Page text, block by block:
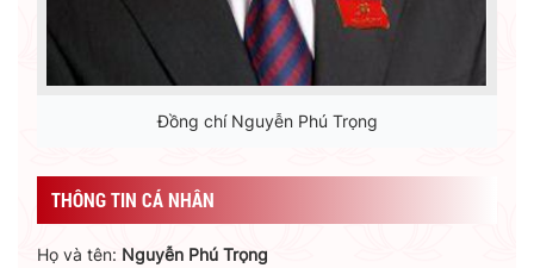
Đồng chí Nguyễn Phú Trọng
THÔNG TIN CÁ NHÂN
Họ và tên: Nguyễn Phú Trọng